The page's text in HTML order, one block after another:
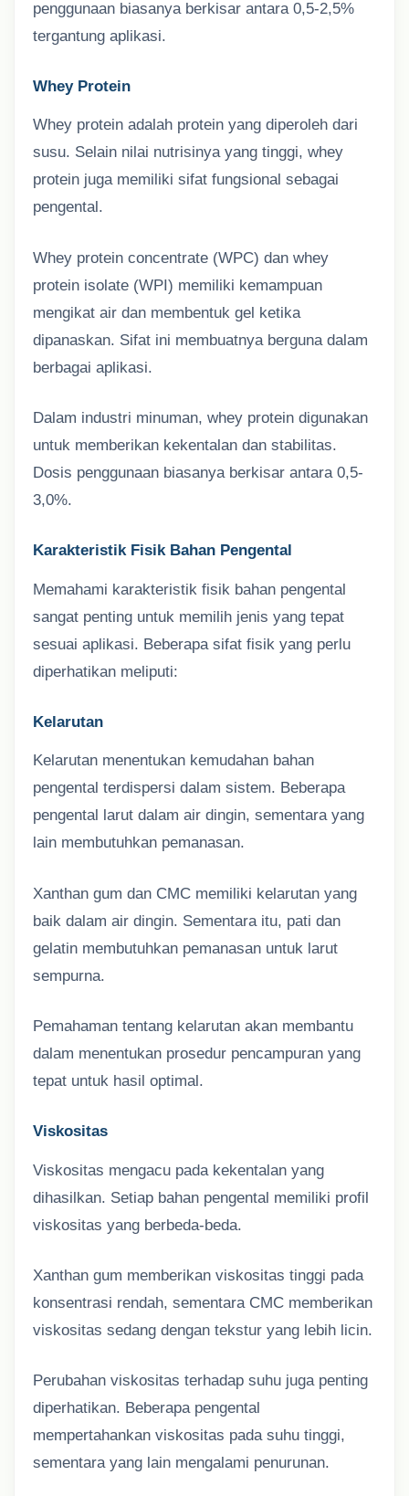
penggunaan biasanya berkisar antara 0,5-2,5%
tergantung aplikasi.
Whey Protein
Whey protein adalah protein yang diperoleh dari
susu. Selain nilai nutrisinya yang tinggi, whey
protein juga memiliki sifat fungsional sebagai
pengental.
Whey protein concentrate (WPC) dan whey
protein isolate (WPI) memiliki kemampuan
mengikat air dan membentuk gel ketika
dipanaskan. Sifat ini membuatnya berguna dalam
berbagai aplikasi.
Dalam industri minuman, whey protein digunakan
untuk memberikan kekentalan dan stabilitas.
Dosis penggunaan biasanya berkisar antara 0,5-
3,0%.
Karakteristik Fisik Bahan Pengental
Memahami karakteristik fisik bahan pengental
sangat penting untuk memilih jenis yang tepat
sesuai aplikasi. Beberapa sifat fisik yang perlu
diperhatikan meliputi:
Kelarutan
Kelarutan menentukan kemudahan bahan
pengental terdispersi dalam sistem. Beberapa
pengental larut dalam air dingin, sementara yang
lain membutuhkan pemanasan.
Xanthan gum dan CMC memiliki kelarutan yang
baik dalam air dingin. Sementara itu, pati dan
gelatin membutuhkan pemanasan untuk larut
sempurna.
Pemahaman tentang kelarutan akan membantu
dalam menentukan prosedur pencampuran yang
tepat untuk hasil optimal.
Viskositas
Viskositas mengacu pada kekentalan yang
dihasilkan. Setiap bahan pengental memiliki profil
viskositas yang berbeda-beda.
Xanthan gum memberikan viskositas tinggi pada
konsentrasi rendah, sementara CMC memberikan
viskositas sedang dengan tekstur yang lebih licin.
Perubahan viskositas terhadap suhu juga penting
diperhatikan. Beberapa pengental
mempertahankan viskositas pada suhu tinggi,
sementara yang lain mengalami penurunan.